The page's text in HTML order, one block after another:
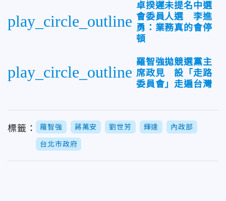
play_circle_outline
卓揆遲未提名中選
會委員人選 李進
勇：業務真的會停
頓
play_circle_outline
羅智強拋競選黨主
席政見 設「走路
委員會」走遍台灣
標籤： 羅智強 蔣萬安 劉世芳 輝達 內政部
台北市政府